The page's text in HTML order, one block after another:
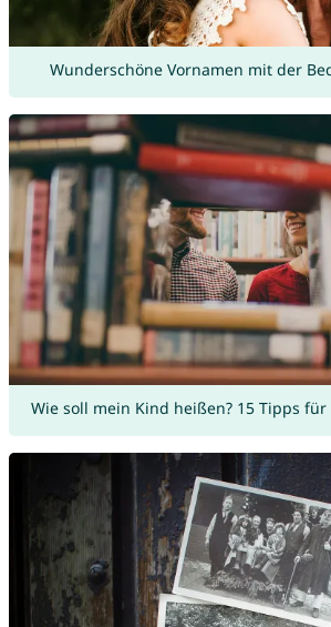
Wunderschöne Vornamen mit der
Wie soll mein Kind heißen? 15 Tipps